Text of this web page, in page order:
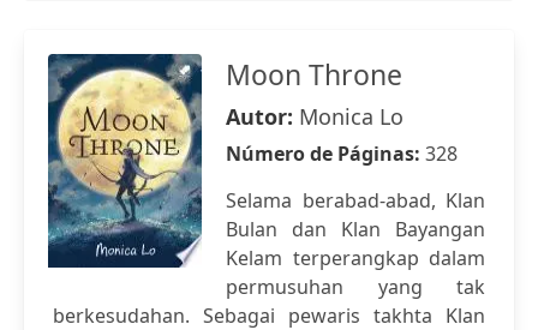
Moon Throne
Autor: Monica Lo
Número de Páginas: 328
Selama berabad-abad, Klan
Bulan dan Klan Bayangan
Kelam terperangkap dalam
permusuhan yang tak
berkesudahan. Sebagai pewaris takhta Klan